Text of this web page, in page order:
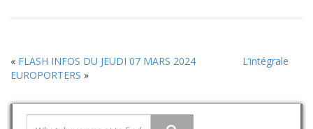
« FLASH INFOS DU JEUDI 07 MARS 2024
L’intégrale
EUROPORTERS »